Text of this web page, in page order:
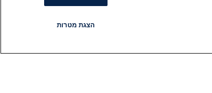
הצגת מטרות